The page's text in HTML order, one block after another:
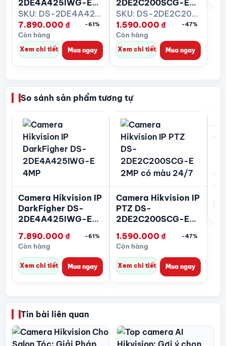
2DE4A425IWG-E
4MP
SKU: DS-2DE4A425IWG-E
7.890.000 ₫ -61%
Còn hàng
Xem chi tiết Mua ngay
2DE2C200SCG-E
2MP có màu 24/7 SKU: DS-2DE2C200SCG-E
1.590.000 ₫ -47%
Còn hàng
Xem chi tiết Mua ngay
So sánh sản phẩm tương tự
Camera Hikvision IP
DarkFigher DS-
2DE4A425IWG-E
7.890.000 ₫ -61%
Còn hàng
Xem chi tiết Mua ngay
Camera Hikvision IP
PTZ DS-
2DE2C200SCG-E
1.590.000 ₫ -47%
Còn hàng
Xem chi tiết Mua ngay
Tin bài liên quan